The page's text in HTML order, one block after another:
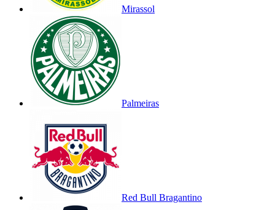
Mirassol
Palmeiras
Red Bull Bragantino